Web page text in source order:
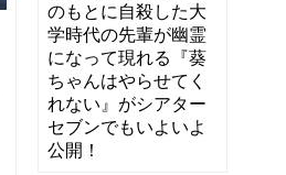
のもとに自殺した大
学時代の先輩が幽霊
になって現れる『葵
ちゃんはやらせてく
れない』がシアター
セブンでもいよいよ
公開！